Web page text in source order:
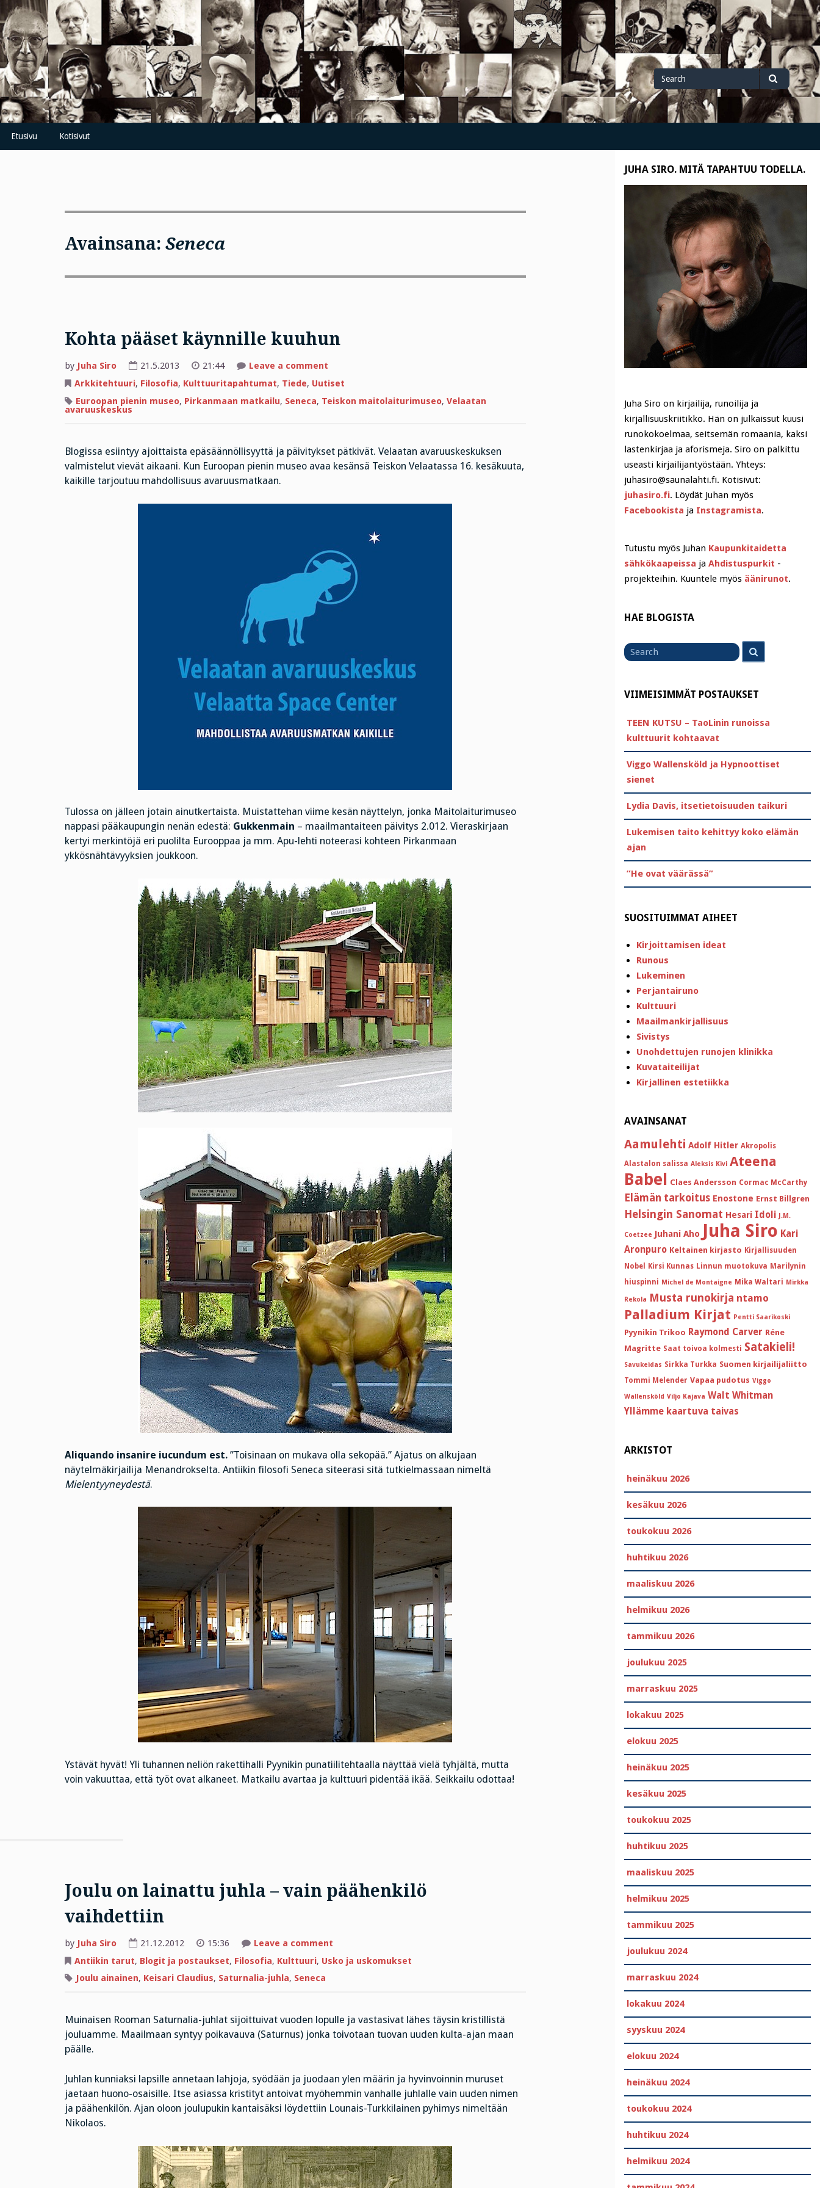
Skip
to
content
Search
for
Search
Etusivu Kotisivut
Avainsana: Seneca
Kohta pääset käynnille kuuhun
by Juha Siro 21.5.2013 21:44 Leave a commenton
pääset
kuuhun
Arkkitehtuuri, Filosofia, Kulttuuritapahtumat, Tiede, Uutiset
Euroopan pienin museo, Pirkanmaan matkailu, Seneca, Teiskon maitolaiturimuseo, Velaatan
avaruuskeskus
Blogissa esiintyy ajoittaista epäsäännöllisyyttä ja päivitykset pätkivät. Velaatan avaruuskeskuksen
valmistelut vievät aikaani. Kun Euroopan pienin museo avaa kesänsä Teiskon Velaatassa 16. kesäkuuta,
kaikille tarjoutuu mahdollisuus avaruusmatkaan.
Tulossa on jälleen jotain ainutkertaista. Muistattehan viime kesän näyttelyn, jonka Maitolaiturimuseo
nappasi pääkaupungin nenän edestä: Gukkenmain – maailmantaiteen päivitys 2.012. Vieraskirjaan
kertyi merkintöjä eri puolilta Eurooppaa ja mm. Apu-lehti noteerasi kohteen Pirkanmaan
ykkösnähtävyyksien joukkoon.
Aliquando insanire iucundum est.”Toisinaan on mukava olla sekopää.” Ajatus on alkujaan
näytelmäkirjailija Menandrokselta. Antiikin filosofi Seneca siteerasi sitä tutkielmassaan nimeltä
Mielentyyneydestä.
Ystävät hyvät! Yli tuhannen neliön rakettihalli Pyynikin punatiilitehtaalla näyttää vielä tyhjältä, mutta
voin vakuuttaa, että työt ovat alkaneet. Matkailu avartaa ja kulttuuri pidentää ikää. Seikkailu odottaa!
Joulu on lainattu juhla – vain päähenkilö
vaihdettiin
by Juha Siro 21.12.2012 15:36 Leave a commenton
on
lainattu
Antiikin tarut, Blogit ja postaukset, Filosofia, Kulttuuri, Usko ja uskomukset
Joulu ainainen, Keisari Claudius, Saturnalia-juhla, Seneca
Muinaisen Rooman Saturnalia-juhlat sijoittuivat vuoden lopulle ja vastasivat lähes täysin kristillistä
jouluamme. Maailmaan syntyy poikavauva (Saturnus) jonka toivotaan tuovan uuden kulta-ajan maan
päälle.
Juhlan kunniaksi lapsille annetaan lahjoja, syödään ja juodaan ylen määrin ja hyvinvoinnin muruset
jaetaan huono-osaisille. Itse asiassa kristityt antoivat myöhemmin vanhalle juhlalle vain uuden nimen
ja päähenkilön. Ajan oloon joulupukin kantaisäksi löydettiin Lounais-Turkkilainen pyhimys nimeltään
Nikolaos.
JUHA SIRO. MITÄ TAPAHTUU TODELLA.
Juha Siro on kirjailija, runoilija ja
kirjallisuuskriitikko. Hän on julkaissut kuusi
runokokoelmaa, seitsemän romaania, kaksi
lastenkirjaa ja aforismeja. Siro on palkittu
useasti kirjailijantyöstään. Yhteys:
juhasiro@saunalahti.fi. Kotisivut:
juhasiro.fi. Löydät Juhan myös
Facebookista ja Instagramista.
Tutustu myös Juhan Kaupunkitaidetta
sähkökaapeissa ja Ahdistuspurkit -
projekteihin. Kuuntele myös äänirunot.
HAE BLOGISTA
for
VIIMEISIMMÄT POSTAUKSET
TEEN KUTSU – TaoLinin runoissa
kulttuurit kohtaavat
Viggo Wallensköld ja Hypnoottiset
sienet
Lydia Davis, itsetietoisuuden taikuri
Lukemisen taito kehittyy koko elämän
ajan
”He ovat väärässä”
SUOSITUIMMAT AIHEET
Kirjoittamisen ideat
Runous
Lukeminen
Perjantairuno
Kulttuuri
Maailmankirjallisuus
Sivistys
Unohdettujen runojen klinikka
Kuvataiteilijat
Kirjallinen estetiikka
AVAINSANAT
Aamulehti Adolf Hitler Akropolis
Alastalon salissa Aleksis Kivi Ateena
Babel Claes Andersson Cormac McCarthy
Elämän tarkoitus Enostone Ernst Billgren
Helsingin Sanomat Hesari Idoli J.M.
Coetzee Juhani Aho Juha Siro Kari
Aronpuro Keltainen kirjasto Kirjallisuuden
Nobel
Kirsi Kunnas Linnun muotokuva Marilynin
hiuspinni Michel de Montaigne Mika Waltari Mirkka
Rekola Musta runokirja ntamo
Palladium Kirjat Pentti Saarikoski
Pyynikin Trikoo Raymond Carver Réne
Magritte Saat toivoa kolmesti Satakieli!
Savukeidas Sirkka Turkka Suomen kirjailijaliitto
Tommi Melender Vapaa pudotus Viggo
Wallensköld Viljo Kajava Walt Whitman
Yllämme kaartuva taivas
ARKISTOT
heinäkuu 2026
kesäkuu 2026
toukokuu 2026
huhtikuu 2026
maaliskuu 2026
helmikuu 2026
tammikuu 2026
joulukuu 2025
marraskuu 2025
lokakuu 2025
elokuu 2025
heinäkuu 2025
kesäkuu 2025
toukokuu 2025
huhtikuu 2025
maaliskuu 2025
helmikuu 2025
tammikuu 2025
joulukuu 2024
marraskuu 2024
lokakuu 2024
syyskuu 2024
elokuu 2024
heinäkuu 2024
toukokuu 2024
huhtikuu 2024
helmikuu 2024